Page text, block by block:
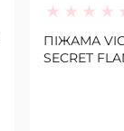
ПІЖАМА
SECRET